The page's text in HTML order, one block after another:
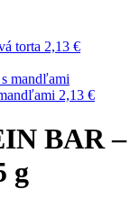
torta 2,13 €
2,13 €
BAR –
g